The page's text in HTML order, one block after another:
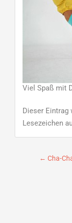
Viel Spaß mit
Dieser
Lesezeichen
← Cha-